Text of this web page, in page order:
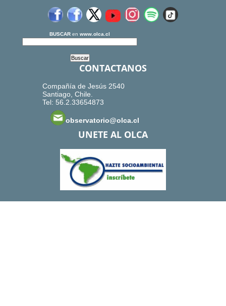
BUSCAR en www.olca.cl
CONTACTANOS
Compañía de Jesús 2540
Santiago, Chile.
Tel: 56.2.33654873
observatorio@olca.cl
UNETE AL OLCA